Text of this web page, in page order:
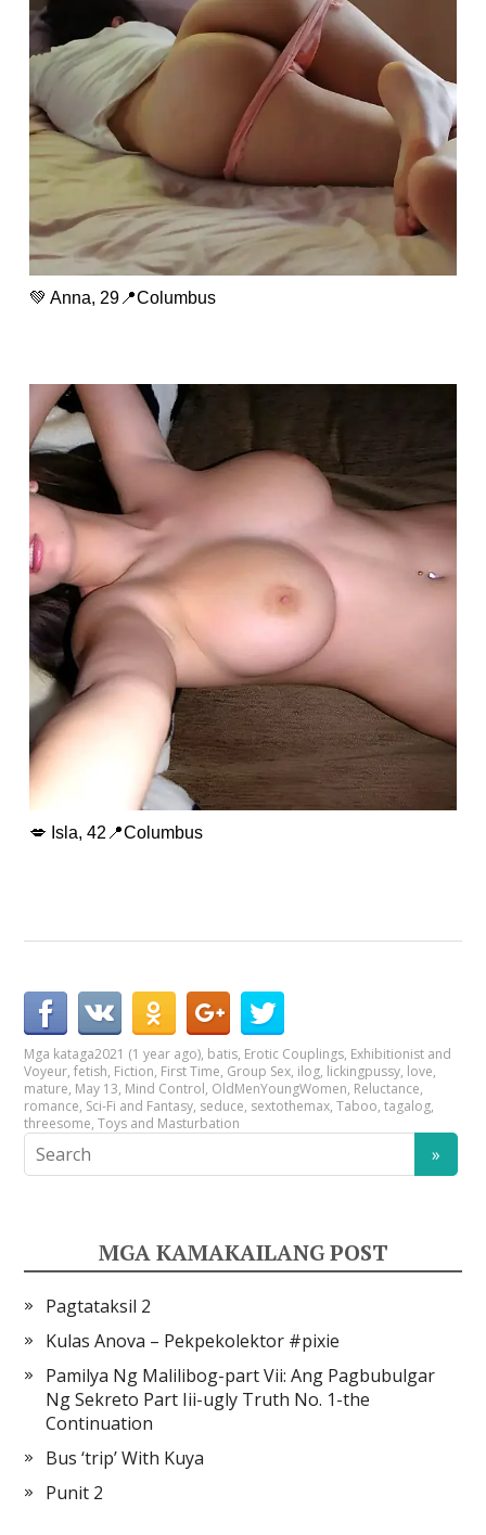
💚 Anna, 29📍Columbus
💋 Isla, 42📍Columbus
Mga kataga2021 (1 year ago), batis, Erotic Couplings, Exhibitionist and
Voyeur,fetish, Fiction, First Time, Group Sex, ilog, lickingpussy, love,
mature, May 13, Mind Control, OldMenYoungWomen, Reluctance,
romance, Sci-Fi and Fantasy, seduce, sextothemax,Taboo,tagalog,
threesome,Toys and Masturbation
MGA KAMAKAILANG POST
Pagtataksil 2
Kulas Anova – Pekpekolektor #pixie
Pamilya Ng Malilibog-part Vii: Ang Pagbubulgar
Ng Sekreto Part Iii-ugly Truth No. 1-the
Continuation
Bus ‘trip’ With Kuya
Punit 2